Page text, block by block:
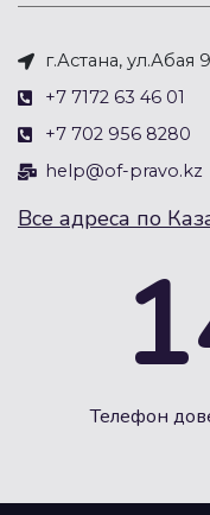
г.Астана, ул.Абая
+7 7172 63 46 01
+7 702 956 8280
help@of-pravo.kz
Все адреса по
Телефон